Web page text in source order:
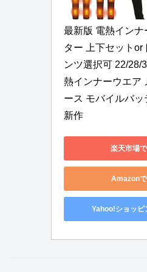
最新版 電熱インナ
ター 上下セットor
ンツ選択可 22/28/
熱インナーウエア
ース モバイルバ
新作
楽天市場
Amazon
Yahoo!ショッピ